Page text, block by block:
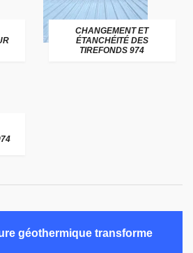
CHANGEMENT ET
ÉTANCHÉITÉ DES
TIREFONDS 974
géothermique transforme